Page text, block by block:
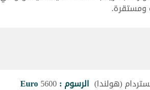
ومستقرة.
(هولندا) الرسوم :5600
Euro